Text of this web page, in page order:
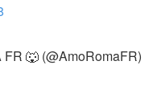
🐺 (@AmoRomaFR)